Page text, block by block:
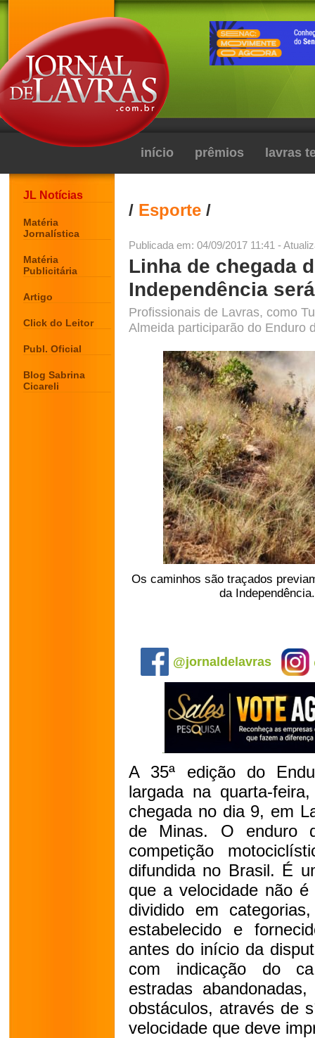
início prêmios lavras
JL Notícias
Matéria
Jornalística
Matéria
Publicitária
Artigo
Click do Leitor
Publ. Oficial
Blog Sabrina
Cicareli
/ Esporte /
Publicada em: 04/09/2017 11:41 -
Linha de chegada
Independência
Profissionais de Lavras, como
Almeida participarão do Enduro
Os caminhos são traçados
da
@jornaldelavras
A 35ª edição do
largada na quarta-
chegada no dia 9, em
de Minas. O enduro
competição
difundida no Brasil. É
que a velocidade não
dividido em
estabelecido e
antes do início da
com indicação do
estradas
obstáculos, através de
velocidade que deve